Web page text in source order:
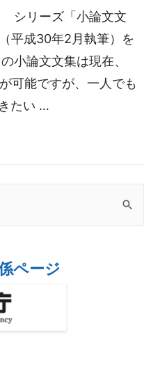
シリーズ「小論文文
平成30年2月執筆）を
論文文集は現在、
可能ですが、一人でも
たい …
ページ